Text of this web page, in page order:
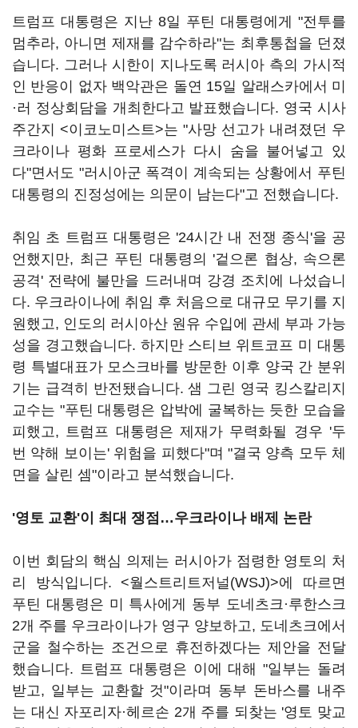
트럼프 대통령은 지난 8일 푸틴 대통령에게 "전투를
멈추라, 아니면 제재를 감수하라"는 최후통첩을 던졌
습니다. 그러나 시한이 지나도록 러시아 측의 가시적
인 반응이 없자 백악관은 돌연 15일 알래스카에서 미
·러 정상회담을 개최한다고 발표했습니다. 영국 시사
주간지 <이코노미스트>는 "사망 선고가 내려졌던 우
크라이나 평화 프로세스가 다시 숨을 불어넣고 있
다"면서도 "러시아군 폭격이 계속되는 상황에서 푸틴
대통령의 진정성에는 의문이 남는다"고 전했습니다.
취임 초 트럼프 대통령은 '24시간 내 전쟁 종식'을 공
언했지만, 최근 푸틴 대통령의 '겉으론 협상, 속으론
공격' 전략에 불만을 드러내며 강경 조치에 나섰습니
다. 우크라이나에 취임 후 처음으로 대규모 무기를 지
원했고, 인도의 러시아산 원유 수입에 관세 부과 가능
성을 경고했습니다. 하지만 스티브 위트코프 미 대통
령 특별대표가 모스크바를 방문한 이후 양국 간 분위
기는 급격히 반전됐습니다. 샘 그린 영국 킹스칼리지
교수는 "푸틴 대통령은 압박에 굴복하는 듯한 모습을
피했고, 트럼프 대통령은 제재가 무력화될 경우 '두
번 약해 보이는' 위험을 피했다"며 "결국 양측 모두 체
면을 살린 셈"이라고 분석했습니다.
'영토 교환'이 최대 쟁점…우크라이나 배제 논란
이번 회담의 핵심 의제는 러시아가 점령한 영토의 처
리 방식입니다. <월스트리트저널(WSJ)>에 따르면
푸틴 대통령은 미 특사에게 동부 도네츠크·루한스크
2개 주를 우크라이나가 영구 양보하고, 도네츠크에서
군을 철수하는 조건으로 휴전하겠다는 제안을 전달
했습니다. 트럼프 대통령은 이에 대해 "일부는 돌려
받고, 일부는 교환할 것"이라며 동부 돈바스를 내주
는 대신 자포리자·헤르손 2개 주를 되찾는 '영토 맞교